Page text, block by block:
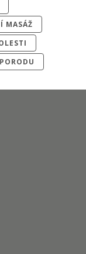
MASÁŽ